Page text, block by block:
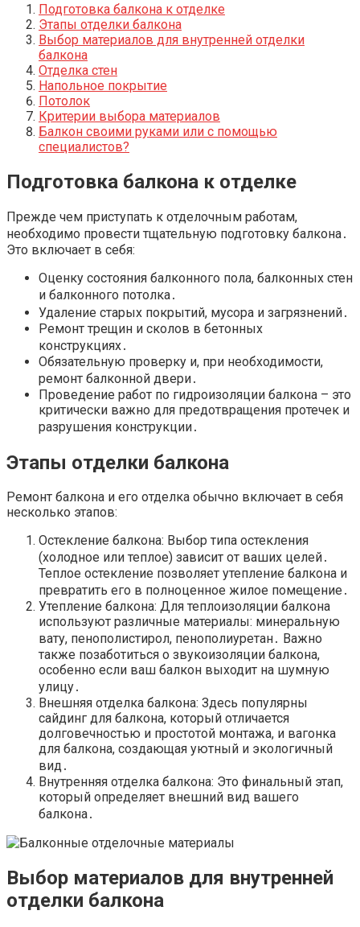
Подготовка балкона к отделке
Этапы отделки балкона
Выбор материалов для внутренней отделки
балкона
Отделка стен
Напольное покрытие
Потолок
Критерии выбора материалов
Балкон своими руками или с помощью
специалистов?
Подготовка балкона к отделке
Прежде чем приступать к отделочным работам,
необходимо провести тщательную подготовку балкона․
Это включает в себя:
Оценку состояния балконного пола, балконных стен
и балконного потолка․
Удаление старых покрытий, мусора и загрязнений․
Ремонт трещин и сколов в бетонных
конструкциях․
Обязательную проверку и, при необходимости,
ремонт балконной двери․
Проведение работ по гидроизоляции балкона – это
критически важно для предотвращения протечек и
разрушения конструкции․
Этапы отделки балкона
Ремонт балкона и его отделка обычно включает в себя
несколько этапов:
Остекление балкона: Выбор типа остекления
(холодное или теплое) зависит от ваших целей․
Теплое остекление позволяет утепление балкона и
превратить его в полноценное жилое помещение․
Утепление балкона: Для теплоизоляции балкона
используют различные материалы: минеральную
вату, пенополистирол, пенополиуретан․ Важно
также позаботиться о звукоизоляции балкона,
особенно если ваш балкон выходит на шумную
улицу․
Внешняя отделка балкона: Здесь популярны
сайдинг для балкона, который отличается
долговечностью и простотой монтажа, и вагонка
для балкона, создающая уютный и экологичный
вид․
Внутренняя отделка балкона: Это финальный этап,
который определяет внешний вид вашего
балкона․
Выбор материалов для внутренней
отделки балкона